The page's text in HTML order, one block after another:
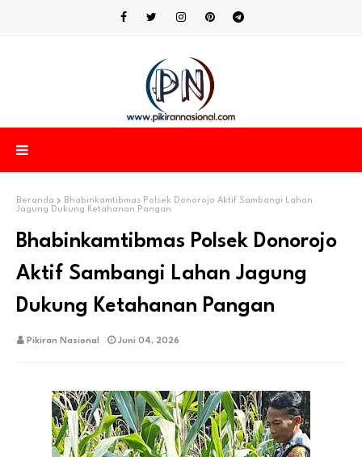
Beranda
Bhabinkamtibmas Polsek Donorojo Aktif Sambangi Lahan
Jagung Dukung Ketahanan Pangan
Bhabinkamtibmas Polsek Donorojo
Aktif Sambangi Lahan Jagung
Dukung Ketahanan Pangan
Pikiran Nasional Juni 04, 2026